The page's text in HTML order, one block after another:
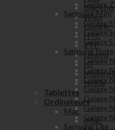
Wiko
Google
HTC
ZTE
Lenovo
LG
Nokia
Tablettes
Ordinateurs
Mac
iMac
Galaxy
Samsung Mini
Galaxy
Galaxy
Galaxy
Samsung Note
Galaxy
Galaxy
Galaxy
Galaxy
Galaxy
Galaxy
Galaxy
Samsung Lite